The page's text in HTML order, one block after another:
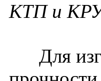
КТП и
Для